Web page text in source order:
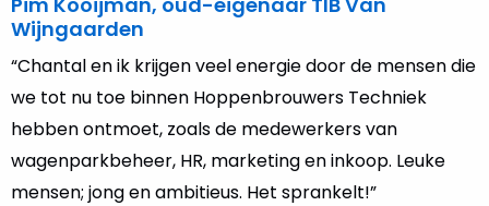
Wijngaarden
“Chantal en ik krijgen veel energie door de mensen die
we tot nu toe binnen Hoppenbrouwers Techniek
hebben ontmoet, zoals de medewerkers van
wagenparkbeheer, HR, marketing en inkoop. Leuke
mensen; jong en ambitieus. Het sprankelt!”